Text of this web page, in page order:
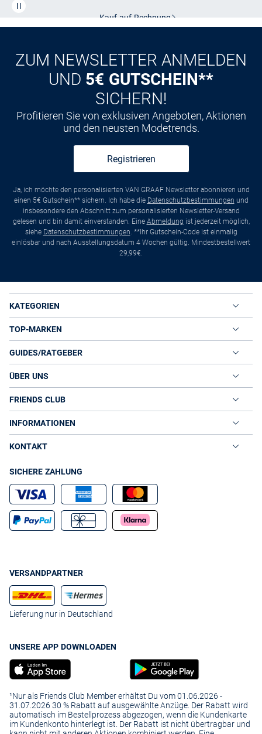
Kauf auf Rechnung
ZUM NEWSLETTER ANMELDEN
UND 5€ GUTSCHEIN**
SICHERN!
Profitieren Sie von exklusiven Angeboten, Aktionen
und den neusten Modetrends.
Registrieren
Ja, ich möchte den personalisierten VAN GRAAF Newsletter abonnieren und
einen 5€ Gutschein** sichern. Ich habe die Datenschutzbestimmungen und
insbesondere den Abschnitt zum personalisierten Newsletter-Versand
gelesen und bin damit einverstanden. Eine Abmeldung ist jederzeit möglich,
siehe Datenschutzbestimmungen. **Ihr Gutschein-Code ist einmalig
einlösbar und nach Ausstellungsdatum 4 Wochen gültig. Mindestbestellwert
29,99€.
KATEGORIEN
TOP-MARKEN
GUIDES/RATGEBER
ÜBER UNS
FRIENDS CLUB
INFORMATIONEN
KONTAKT
SICHERE ZAHLUNG
VERSANDPARTNER
Lieferung nur in Deutschland
UNSERE APP DOWNLOADEN
¹Nur als Friends Club Member erhältst Du vom 01.06.2026 -
31.07.2026 30 % Rabatt auf ausgewählte Anzüge. Der Rabatt wird
automatisch im Bestellprozess abgezogen, wenn die Kundenkarte
im Kundenkonto hinterlegt ist. Der Rabatt ist nicht übertragbar und